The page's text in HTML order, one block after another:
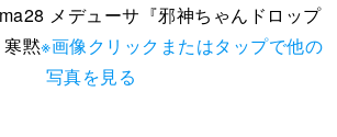
メデューサ『邪神ちゃんドロップ
黙※画像クリックまたはタップで他の
写真を見る